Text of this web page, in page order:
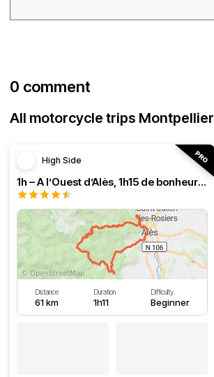
0 comment
All motorcycle trips Montpellier
High Side
1h – A l’Ouest d’Alès, 1h15 de bonheur (HSRF23)
Distance
61 km
Duration
1h11
Difficulty
Beginner